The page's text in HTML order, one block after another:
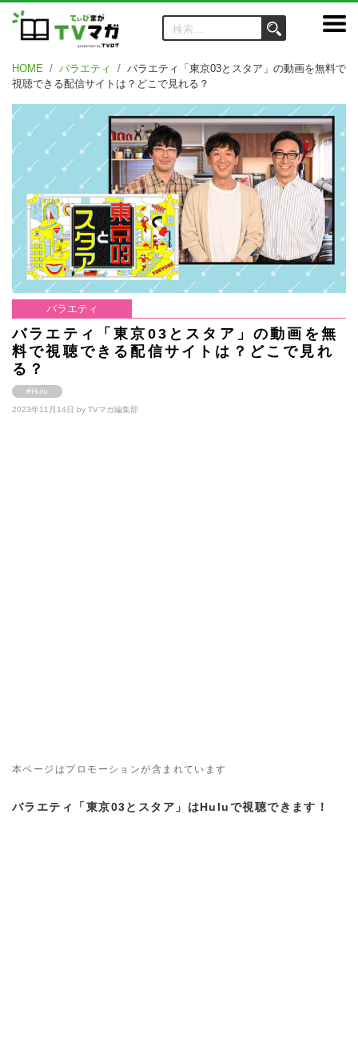
HOME バラエティ
バラエティ「東京03とスタア」の動画を無料で
視聴できる配信サイトは？どこで見れる？
バラエティ
バラエティ「東京03とスタア」の動画を無
料で視聴できる配信サイトは？どこで見れ
る？
#Hulu
2023年11月14日 by TVマガ編集部
本ページはプロモーションが含まれています
バラエティ「東京03とスタア」はHuluで視聴できます！